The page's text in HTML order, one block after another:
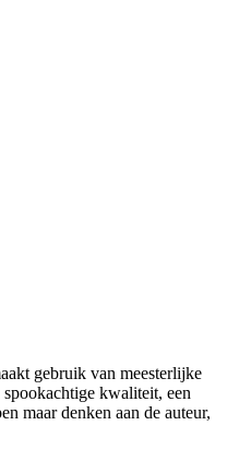
gebruik van meesterlijke
spookachtige kwaliteit, een
maar denken aan de auteur,